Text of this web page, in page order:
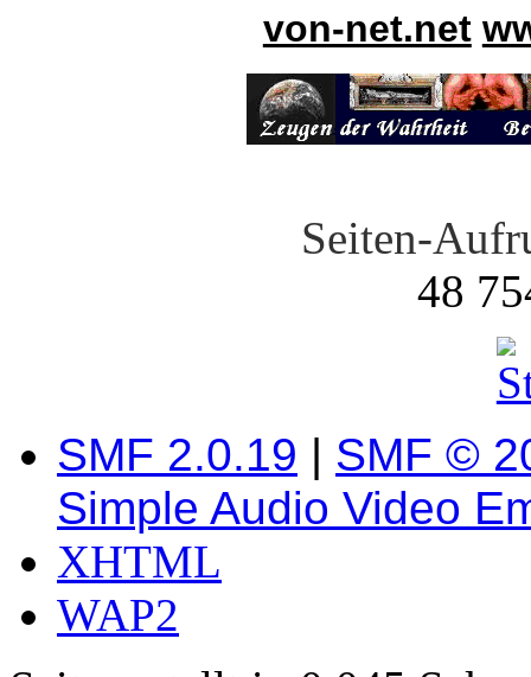
von-net.net
Seiten-
48
SMF 2.0.19 | SMF ©
Simple Audio Video
XHTML
WAP2